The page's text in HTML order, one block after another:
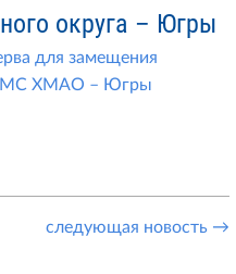
округа – Югры
для замещения
ХМАО – Югры
следующая новость →